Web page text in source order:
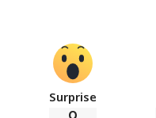
Surprise